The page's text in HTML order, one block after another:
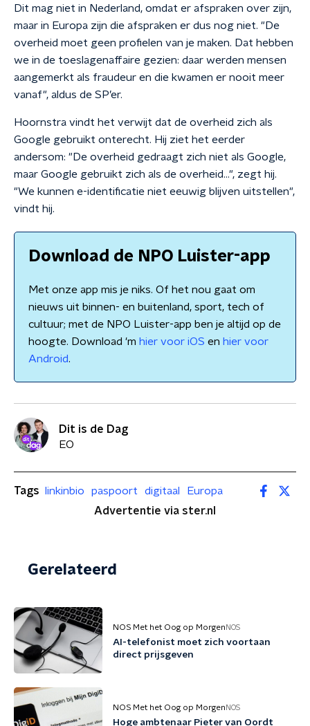
Dit mag niet in Nederland, omdat er afspraken over zijn,
maar in Europa zijn die afspraken er dus nog niet. "De
overheid moet geen profielen van je maken. Dat hebben
we in de toeslagenaffaire gezien: daar werden mensen
aangemerkt als fraudeur en die kwamen er nooit meer
vanaf", aldus de SP’er.
Hoornstra vindt het verwijt dat de overheid zich als
Google gebruikt onterecht. Hij ziet het eerder
andersom: "De overheid gedraagt zich niet als Google,
maar Google gebruikt zich als de overheid…", zegt hij.
"We kunnen e-identificatie niet eeuwig blijven uitstellen",
vindt hij.
Download de NPO Luister-app
Met onze app mis je niks. Of het nou gaat om
nieuws uit binnen- en buitenland, sport, tech of
cultuur; met de NPO Luister-app ben je altijd op de
hoogte. Download 'm hier voor iOS en hier voor
Android.
Dit is de Dag
EO
Tags linkinbio paspoort digitaal
Europa
Advertentie via ster.nl
Gerelateerd
NOS Met het Oog op Morgen NOS
AI-telefonist moet zich voortaan
direct prijsgeven
NOS Met het Oog op Morgen NOS
Hoge ambtenaar Pieter van Oordt